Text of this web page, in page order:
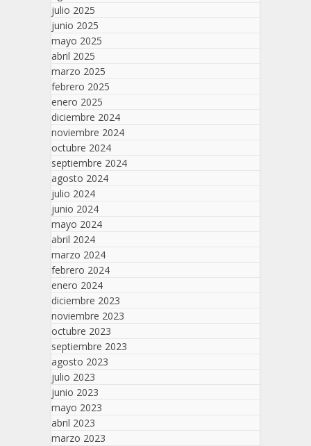
julio 2025
junio 2025
mayo 2025
abril 2025
marzo 2025
febrero 2025
enero 2025
diciembre 2024
noviembre 2024
octubre 2024
septiembre 2024
agosto 2024
julio 2024
junio 2024
mayo 2024
abril 2024
marzo 2024
febrero 2024
enero 2024
diciembre 2023
noviembre 2023
octubre 2023
septiembre 2023
agosto 2023
julio 2023
junio 2023
mayo 2023
abril 2023
marzo 2023